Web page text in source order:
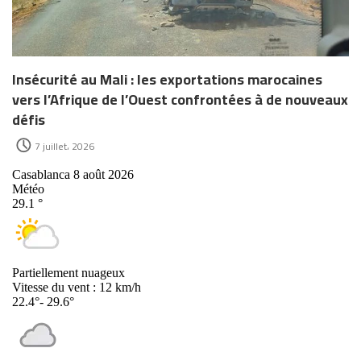
Insécurité au Mali : les exportations marocaines
vers l’Afrique de l’Ouest confrontées à de nouveaux
défis
7 juillet، 2026